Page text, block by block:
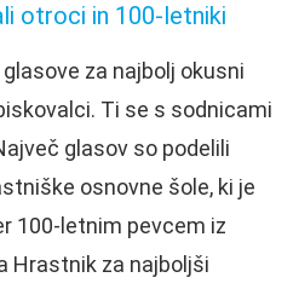
otroci in 100-letniki
za najbolj okusni
Ti se s sodnicami
glasov so podelili
osnovne šole, ki je
100-letnim pevcem iz
Hrastnik za najboljši